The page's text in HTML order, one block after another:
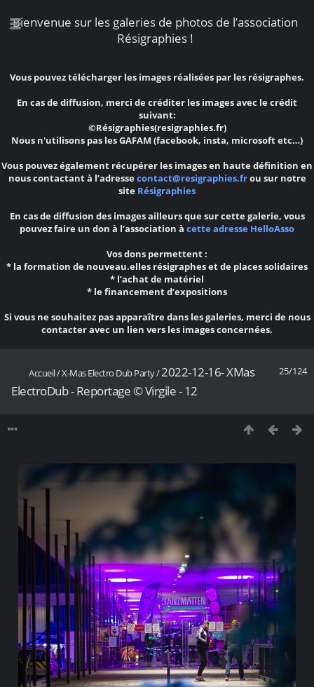
Bienvenue sur les galeries de photos de l’association
Résigraphies !
Vous pouvez télécharger les images réalisées par les résigraphes.
En cas de diffusion, merci de créditer les images avec le crédit
suivant:
©Résigraphies(resigraphies.fr)
Nous n'utilisons pas les GAFAM (facebook, insta, microsoft etc…)
Vous pouvez également récupérer les images en haute définition en
nous contactant à l’adresse contact@resigraphies.frou sur notre
site Résigraphies
En cas de diffusion des images ailleurs que sur cette galerie, vous
pouvez faire un don à l’association à cette adresse HelloAsso
Vos dons permettent :
* la formation de nouveau.elles résigraphes et de places solidaires
* l’achat de matériel
* le financement d’expositions
Si vous ne souhaitez pas apparaître dans les galeries, merci de nous
contacter avec un lien vers les images concernées.
25/124
Accueil/X-Mas Electro Dub Party/2022-12-16- XMas
ElectroDub - Reportage © Virgile - 12